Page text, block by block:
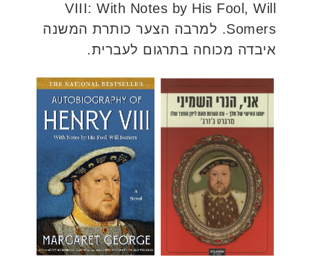
VIII: With Notes by His Fool, Will
Somers. למרבה הצער כותרת המשנה
איבדה מכוחה בתרגום לעברית.